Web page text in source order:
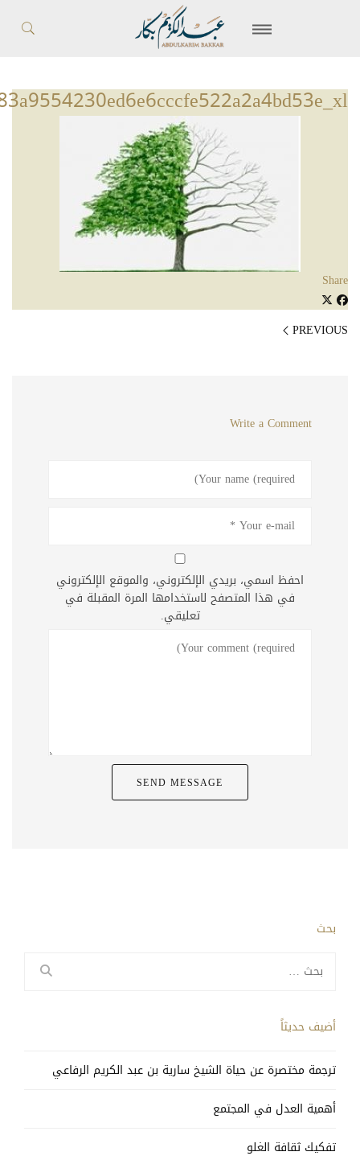
Share
PREVIOUS
Write a Comment
احفظ اسمي، بريدي الإلكتروني، والموقع الإلكتروني
في هذا المتصفح لاستخدامها المرة المقبلة في
تعليقي.
بحث
عن:
أضيف حديثاً
ترجمة مختصرة عن حياة الشيخ سارية بن عبد الكريم الرفاعي
أهمية العدل في المجتمع
تفكيك ثقافة الغلو